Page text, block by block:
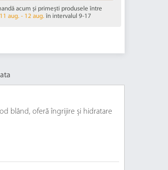
acum și primești produsele între
11 aug. - 12 aug.în intervalul 9-17
blând, oferă îngrijire și hidratare